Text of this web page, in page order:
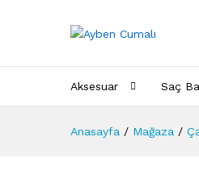
Aksesuar Saç
Anasayfa / Mağaza /